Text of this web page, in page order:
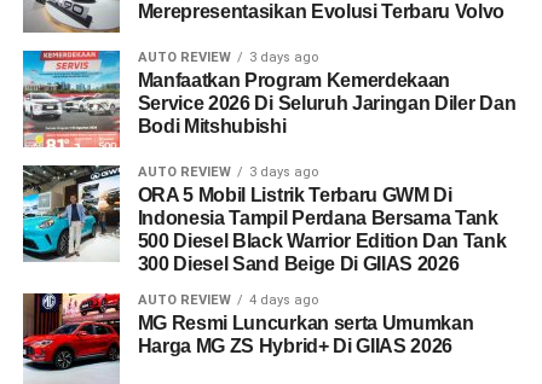
Merepresentasikan Evolusi Terbaru Volvo
AUTO REVIEW 3 days ago
Manfaatkan Program Kemerdekaan
Service 2026 Di Seluruh Jaringan Diler Dan
Bodi Mitshubishi
AUTO REVIEW 3 days ago
ORA 5 Mobil Listrik Terbaru GWM Di
Indonesia Tampil Perdana Bersama Tank
500 Diesel Black Warrior Edition Dan Tank
300 Diesel Sand Beige Di GIIAS 2026
AUTO REVIEW 4 days ago
MG Resmi Luncurkan serta Umumkan
Harga MG ZS Hybrid+ Di GIIAS 2026